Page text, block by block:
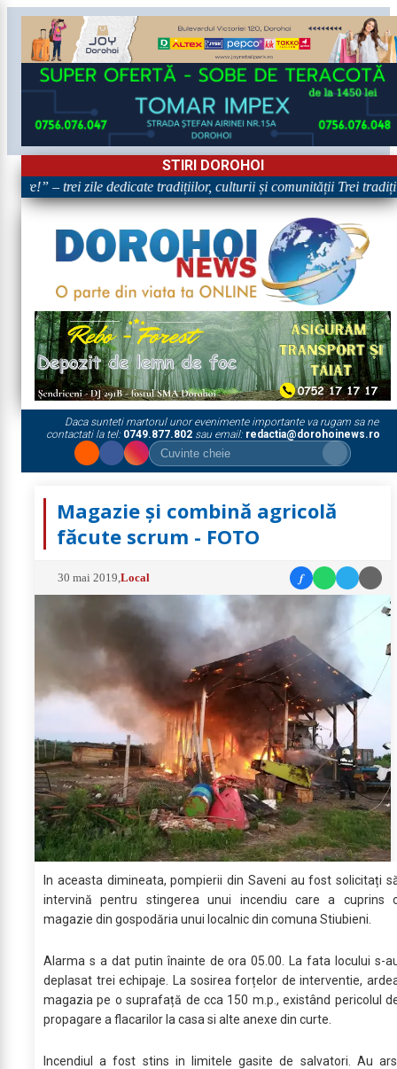
STIRI DOROHOI
– trei zile dedicate tradițiilor, culturii și comunității Trei tradiții.
Daca sunteti martorul unor evenimente importante va rugam sa ne
contactati la tel: 0749.877.802sau email: redactia@dorohoinews.ro
Magazie și combină agricolă
făcute scrum - FOTO
30 mai 2019 ,Local f
In aceasta dimineata, pompierii din Saveni au fost solicitați
intervină pentru stingerea unui incendiu care a cuprins
magazie din gospodăria unui localnic din comuna Stiubieni.
Alarma s a dat putin înainte de ora 05.00. La fata locului s-
deplasat trei echipaje. La sosirea forțelor de interventie,
magazia pe o suprafață de cca 150 m.p., existând pericolul
propagare a flacarilor la casa si alte anexe din curte.
Incendiul a fost stins in limitele gasite de salvatori. Au